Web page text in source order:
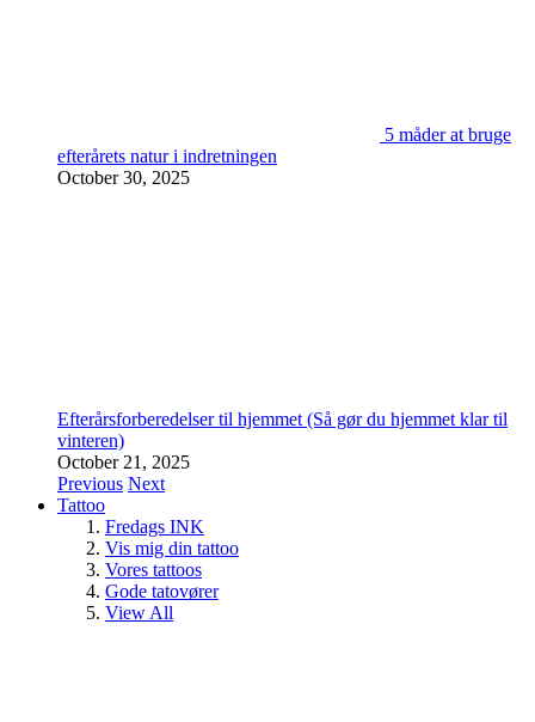
5 måder at bruge
efterårets natur i indretningen
October 30, 2025
Efterårsforberedelser til hjemmet (Så gør du hjemmet klar til
vinteren)
October 21, 2025
Previous Next
Tattoo
Fredags INK
Vis mig din tattoo
Vores tattoos
Gode tatovører
View All